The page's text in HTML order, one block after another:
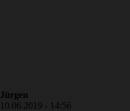
Jürgen
10.06.2019 - 14:56